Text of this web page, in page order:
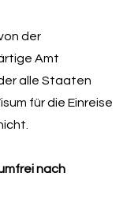
der
Amt
alle Staaten
für die Einreise
nach